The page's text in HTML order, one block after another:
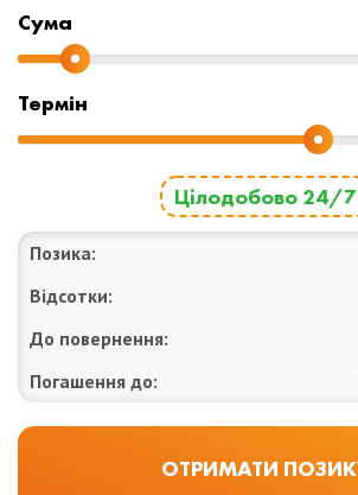
Cума
Термін
Цілодобово 24/7
Позика:
Відсотки:
До повернення:
Погашення до: